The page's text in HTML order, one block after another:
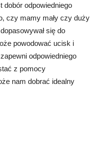
dobór odpowiedniego
czy mamy mały czy duży
się do
powodować ucisk i
odpowiedniego
z pomocy
nam dobrać idealny